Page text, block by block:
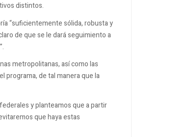
distintos.
“suficientemente sólida, robusta y
de que se le dará seguimiento a
metropolitanas, así como las
programa, de tal manera que la
y planteamos que a partir
que haya estas